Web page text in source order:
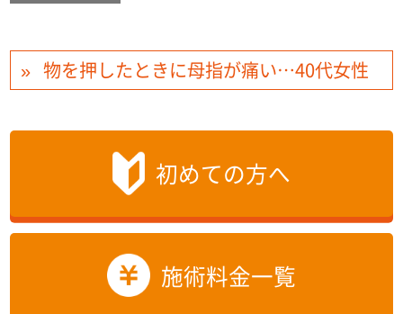
物を押したときに母指が痛い…40代女性
初めての方へ
施術料金一覧